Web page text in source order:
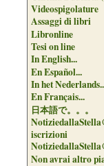
Videospigolature
Assaggi di libri
Libronline
Tesi on line
In English...
En Español...
In het
En Français...
日本語で。。。
iscrizioni
Non avrai altro